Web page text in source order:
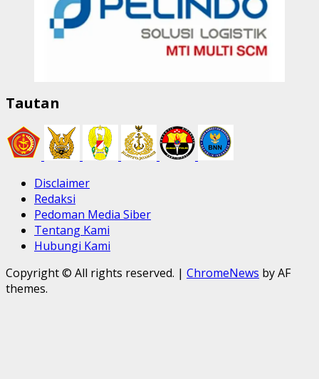
Tautan
Disclaimer
Redaksi
Pedoman Media Siber
Tentang Kami
Hubungi Kami
Copyright © All rights reserved. | ChromeNews by AF
themes.